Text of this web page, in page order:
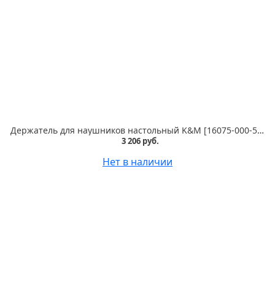
Держатель для наушников настольный K&M [16075-000-56]
3 206 руб.
Нет в наличии